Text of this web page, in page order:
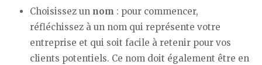
Choisissez un nom : pour commencer,
réfléchissez à un nom qui représente votre
entreprise et qui soit facile à retenir pour vos
clients potentiels. Ce nom doit également être en